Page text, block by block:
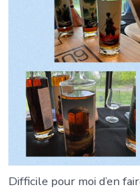
Difficile pour moi d’en